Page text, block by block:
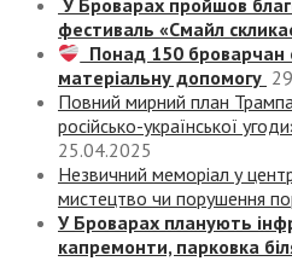
У Броварах пройшов
фестиваль «Смайл
Понад 150
матеріальну допомогу
Повний мирний план
російсько-української
25.04.2025
Незвичний меморіал у
мистецтво чи порушення
У Броварах планують
капремонти, парковка